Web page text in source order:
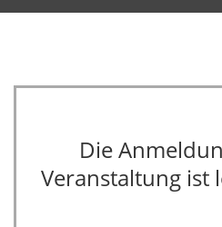
Die
Veranstaltung ist